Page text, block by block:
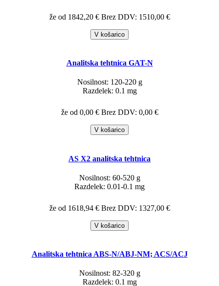
že od 1842,20 € Brez DDV: 1510,00 €
V košarico
Analitska tehtnica GAT-N
Nosilnost: 120-220 g
Razdelek: 0.1 mg
že od 0,00 € Brez DDV: 0,00 €
V košarico
AS X2 analitska tehtnica
Nosilnost: 60-520 g
Razdelek: 0.01-0.1 mg
že od 1618,94 € Brez DDV: 1327,00 €
V košarico
Analitska tehtnica ABS-N/ABJ-NM; ACS/ACJ
Nosilnost: 82-320 g
Razdelek: 0.1 mg